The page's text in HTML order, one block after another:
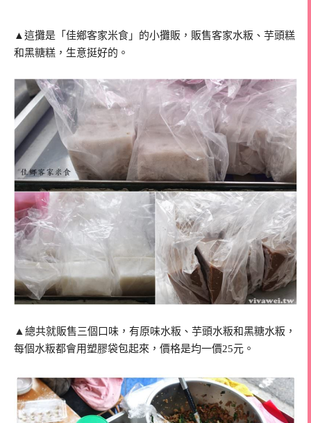
▲這攤是「佳鄉客家米食」的小攤販，販售客家水粄、芋頭糕
和黑糖糕，生意挺好的。
▲總共就販售三個口味，有原味水粄、芋頭水粄和黑糖水粄，
每個水粄都會用塑膠袋包起來，價格是均一價25元。